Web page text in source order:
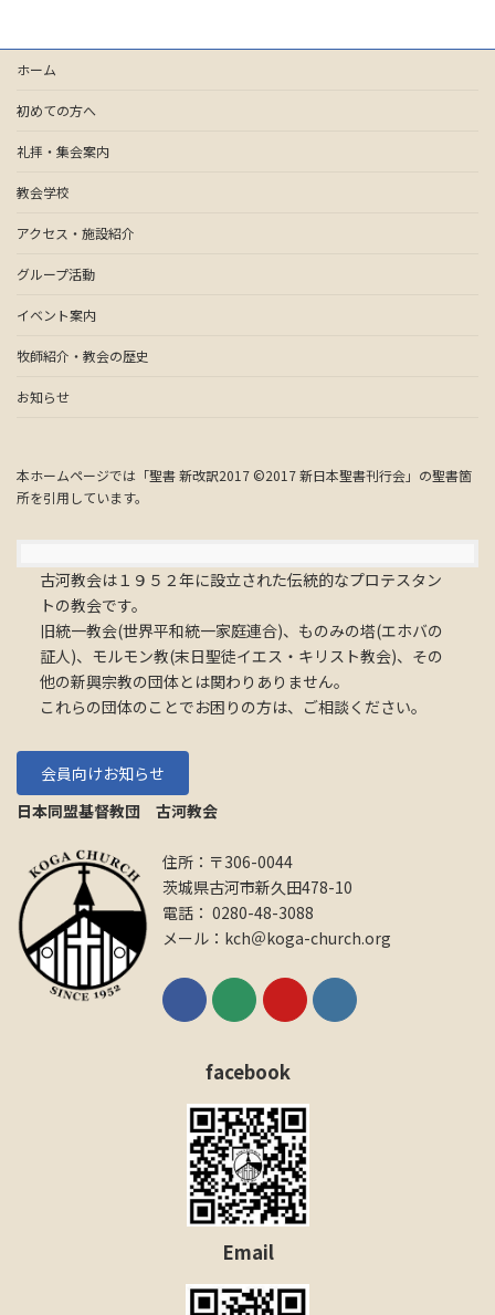
ホーム
初めての方へ
礼拝・集会案内
教会学校
アクセス・施設紹介
グループ活動
イベント案内
牧師紹介・教会の歴史
お知らせ
本ホームページでは「聖書 新改訳2017 ©2017 新日本聖書刊行会」の聖書箇
所を引用しています。
古河教会は１９５２年に設立された伝統的なプロテスタン
トの教会です。
旧統一教会(世界平和統一家庭連合)、ものみの塔(エホバの
証人)、モルモン教(末日聖徒イエス・キリスト教会)、その
他の新興宗教の団体とは関わりありません。
これらの団体のことでお困りの方は、ご相談ください。
会員向けお知らせ
日本同盟基督教団 古河教会
住所：〒306-0044
茨城県古河市新久田478-10
電話： 0280-48-3088
メール：kch＠koga-church.org
facebook
Email